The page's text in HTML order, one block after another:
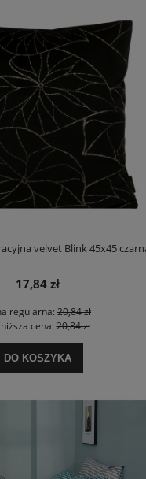
velvet Blink 45x45
17,84 zł
regularna: 20,84 zł
cena:20,84 zł
DO KOSZYKA